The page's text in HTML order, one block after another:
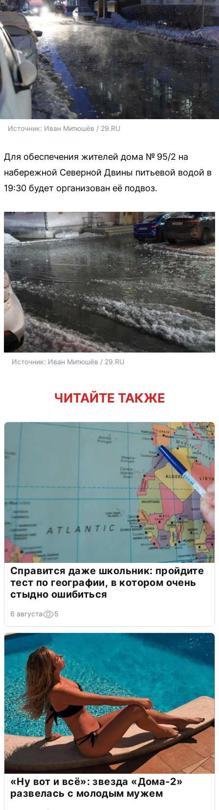
Источник: Иван Митюшёв / 29.RU
Для обеспечения жителей дома № 95/2 на
набережной Северной Двины питьевой водой в
19:30 будет организован её подвоз.
Источник: Иван Митюшёв / 29.RU
ЧИТАЙТЕ ТАКЖЕ
Справится даже школьник: пройдите
тест по географии, в котором очень
стыдно ошибиться
6 августа 5
«Ну вот и всё»: звезда «Дома-2»
развелась с молодым мужем